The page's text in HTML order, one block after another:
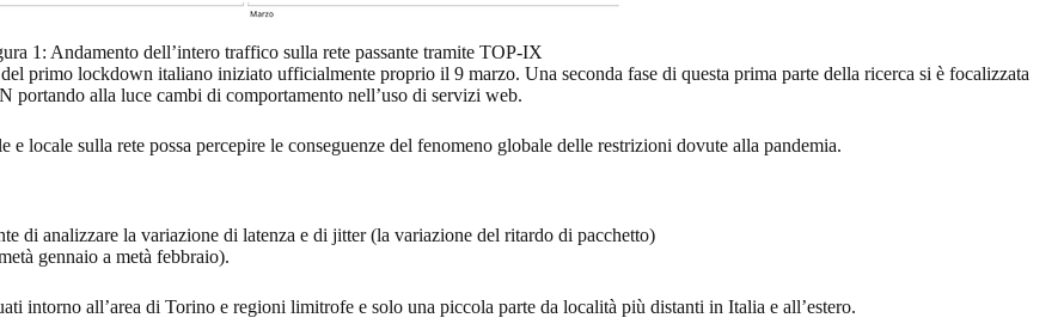
1: Andamento dell’intero traffico sulla rete passante tramite TOP-IX
primo lockdown italiano iniziato ufficialmente proprio il 9 marzo. Una seconda fase di questa prima parte della ricerca si è focalizzata
portando alla luce cambi di comportamento nell’uso di servizi web.
locale sulla rete possa percepire le conseguenze del fenomeno globale delle restrizioni dovute alla pandemia.
di analizzare la variazione di latenza e di jitter (la variazione del ritardo di pacchetto)
gennaio a metà febbraio).
intorno all’area di Torino e regioni limitrofe e solo una piccola parte da località più distanti in Italia e all’estero.